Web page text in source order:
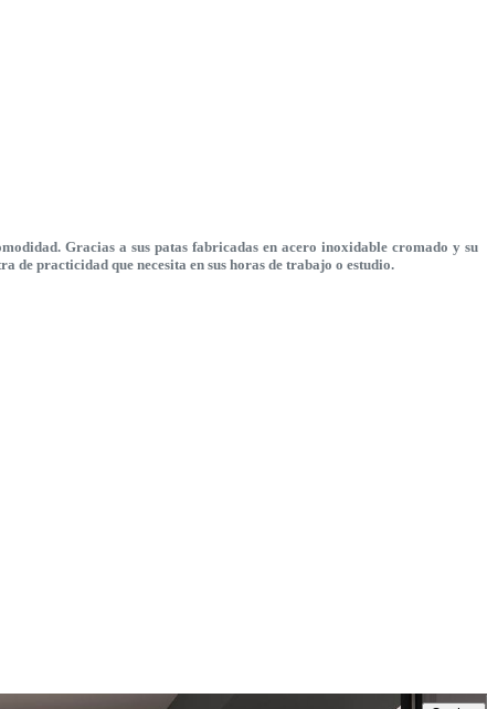
Gracias a sus patas fabricadas en acero inoxidable cromado y su
de practicidad que necesita en sus horas de trabajo o estudio.